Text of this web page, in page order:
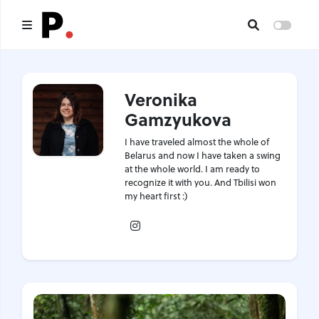
All publications
Authors
I want to be an author
Headings
Veronika
Gamzyukova
I have traveled almost the whole of
Belarus and now I have taken a swing
at the whole world. I am ready to
recognize it with you. And Tbilisi won
my heart first :)